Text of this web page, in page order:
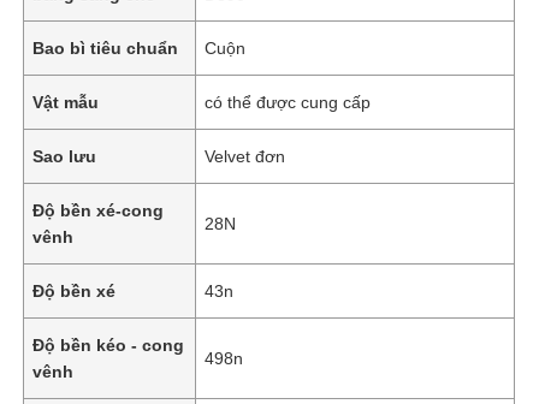
Bao bì tiêu chuẩn Cuộn
Vật mẫu có thể được cung cấp
Sao lưu Velvet đơn
Độ bền xé-cong
vênh
28N
Độ bền xé 43n
Độ bền kéo - cong
vênh
498n